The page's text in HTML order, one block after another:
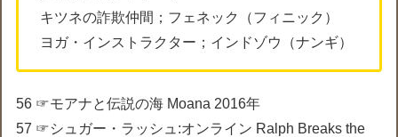
キツネの詐欺仲間；フェネック（フィニック）
ヨガ・インストラクター；インドゾウ（ナンギ）
56 ☞モアナと伝説の海 Moana 2016年
57 ☞シュガー・ラッシュ:オンライン Ralph Breaks the